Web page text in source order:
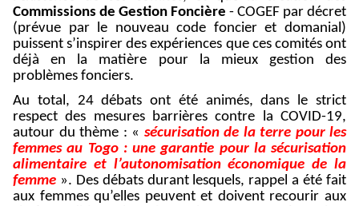
Commissions de Gestion Foncière - COGEF par décret
(prévue par le nouveau code foncier et domanial)
puissent s’inspirer des expériences que ces comités ont
déjà en la matière pour la mieux gestion des
problèmes fonciers.
Au total, 24 débats ont été animés, dans le strict
respect des mesures barrières contre la COVID-19,
autour du thème : « sécurisation de la terre pour les
femmes au Togo : une garantie pour la sécurisation
alimentaire et l’autonomisation économique de la
femme ». Des débats durant lesquels, rappel a été fait
aux femmes qu’elles peuvent et doivent recourir aux